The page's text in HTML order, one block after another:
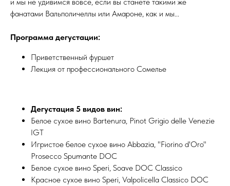
фанатами Вальполичеллы или Амароне, как и мы...
Программа дегустации:
Приветственный фуршет
Лекция от профессионального Сомелье
Дегустация 5 видов вин:
Белое сухое вино Bartenura, Pinot Grigio delle Venezie
IGT
Игристое белое сухое вино Abbazia, "Fiorino d'Oro"
Prosecco Spumante DOC
Белое сухое вино Speri, Soave DOC Classico
Красное сухое вино Speri, Valpolicella Classico DOC